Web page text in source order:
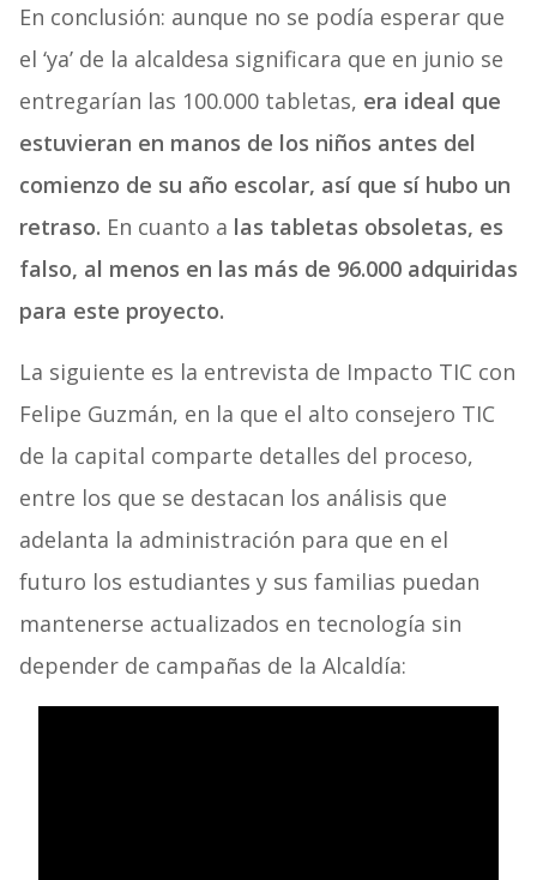
En conclusión: aunque no se podía esperar que
el ‘ya’ de la alcaldesa significara que en junio se
entregarían las 100.000 tabletas, era ideal que
estuvieran en manos de los niños antes del
comienzo de su año escolar, así que sí hubo un
retraso. En cuanto a las tabletas obsoletas, es
falso, al menos en las más de 96.000 adquiridas
para este proyecto.
La siguiente es la entrevista de Impacto TIC con
Felipe Guzmán, en la que el alto consejero TIC
de la capital comparte detalles del proceso,
entre los que se destacan los análisis que
adelanta la administración para que en el
futuro los estudiantes y sus familias puedan
mantenerse actualizados en tecnología sin
depender de campañas de la Alcaldía: